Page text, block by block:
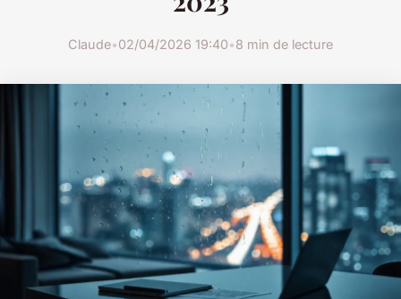
Claude•02/04/2026 19:40•8 min de lecture